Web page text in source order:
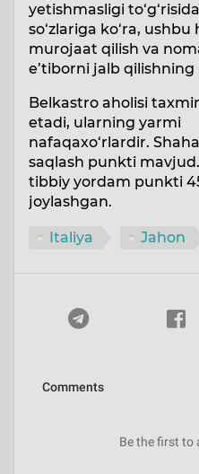
yetishmasligi
so‘zlariga ko‘ra,
murojaat qilish va
e’tiborni jalb
Belkastro aholisi
etadi, ularning yarmi
nafaqaxo‘rlardir.
saqlash punkti
tibbiy yordam punkti
joylashgan.
Italiya Jahon